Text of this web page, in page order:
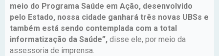
meio do Programa Saúde em Ação, desenvolvido
pelo Estado, nossa cidade ganhará três novas UBSs e
também está sendo contemplada com a total
informatização da Saúde”, disse ele, por meio da
assessoria de imprensa.